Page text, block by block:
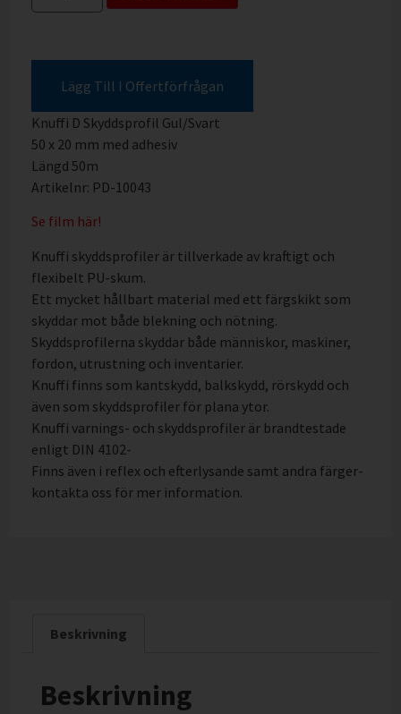
Lägg Till I Offertförfrågan
Knuffi D Skyddsprofil Gul/Svart
50 x 20 mm med adhesiv
Längd 50m
Artikelnr: PD-10043
Se film här!
Knuffi skyddsprofiler är tillverkade av kraftigt och
flexibelt PU-skum.
Ett mycket hållbart material med ett färgskikt som
skyddar mot både blekning och nötning.
Skyddsprofilerna skyddar både människor, maskiner,
fordon, utrustning och inventarier.
Knuffi finns som kantskydd, balkskydd, rörskydd och
även som skyddsprofiler för plana ytor.
Knuffi varnings- och skyddsprofiler är brandtestade
enligt DIN 4102-
Finns även i reflex och efterlysande samt andra färger-
kontakta oss för mer information.
Beskrivning
Beskrivning